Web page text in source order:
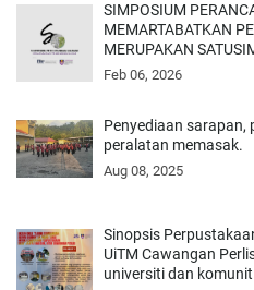
SIMPOSIUM
MEMARTABATKAN
MERUPAKAN
Feb 06, 2026
Penyediaan sarapan,
peralatan memasak.
Aug 08, 2025
Sinopsis
UiTM Cawangan
universiti dan